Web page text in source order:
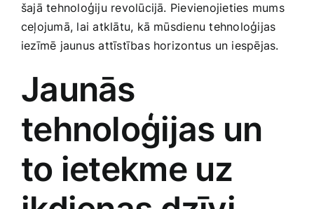
Sports, tūrisms un atpūta
TV un Sadzīves tehnika
Zoo preces
šajā​ tehnoloģiju revolūcijā. Pievienojieties mums
ceļojumā, lai atklātu, kā‌ mūsdienu tehnoloģijas
iezīmē jaunus attīstības horizontus ​un iespējas.
Jaunās‍
tehnoloģijas un
to ‌ietekme uz‍